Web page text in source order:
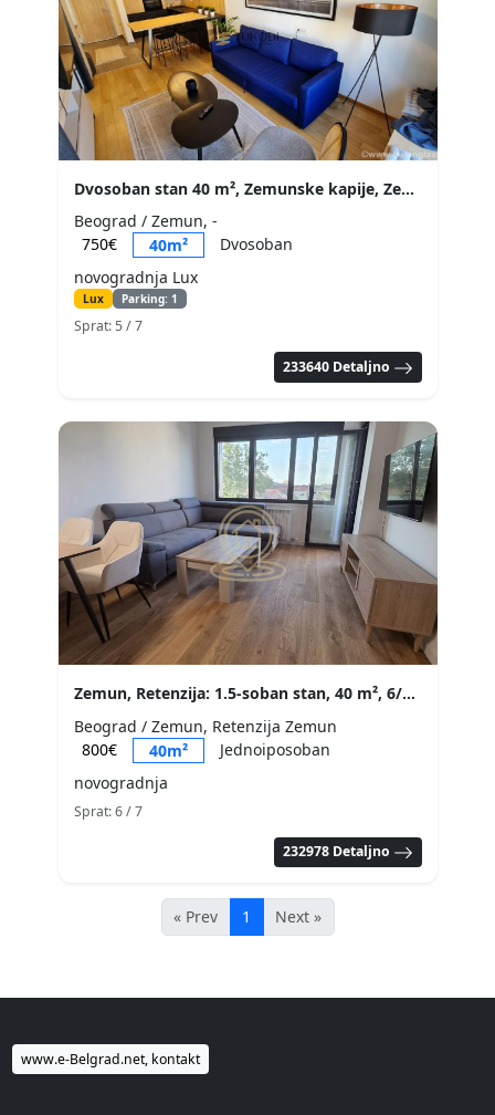
Dvosoban stan 40 m², Zemunske kapije, Zemun, Beograd
Beograd / Zemun, -
750€
40m²
Dvosoban
novogradnja Lux
Lux Parking: 1
Sprat: 5 / 7
233640 Detaljno
Zemun, Retenzija: 1.5-soban stan, 40 m², 6/7 sprat
Beograd / Zemun, Retenzija Zemun
800€
40m²
Jednoiposoban
novogradnja
Sprat: 6 / 7
232978 Detaljno
« Prev 1 Next »
www.e-Belgrad.net, kontakt